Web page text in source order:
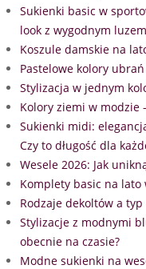
Sukienki basic w
look z wygodnym
Koszule damskie na
Pastelowe kolory
Stylizacja w jednym
Kolory ziemi w modzie
Sukienki midi:
Czy to długość dla
Wesele 2026: Jak
Komplety basic na
Rodzaje dekoltów a
Stylizacje z modnymi
obecnie na czasie?
Modne sukienki na